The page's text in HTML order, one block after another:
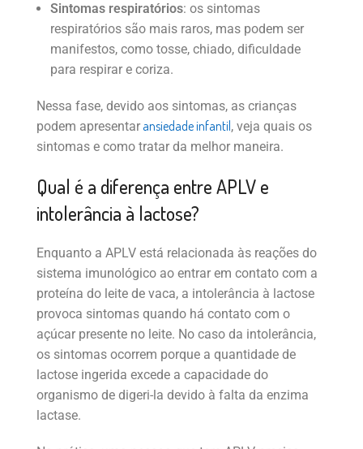
Sintomas respiratórios: os sintomas
respiratórios são mais raros, mas podem ser
manifestos, como tosse, chiado, dificuldade
para respirar e coriza.
Nessa fase, devido aos sintomas, as crianças
podem apresentar ansiedade infantil, veja quais os
sintomas e como tratar da melhor maneira.
Qual é a diferença entre APLV e
intolerância à lactose?
Enquanto a APLV está relacionada às reações do
sistema imunológico ao entrar em contato com a
proteína do leite de vaca, a intolerância à lactose
provoca sintomas quando há contato com o
açúcar presente no leite. No caso da intolerância,
os sintomas ocorrem porque a quantidade de
lactose ingerida excede a capacidade do
organismo de digeri-la devido à falta da enzima
lactase.